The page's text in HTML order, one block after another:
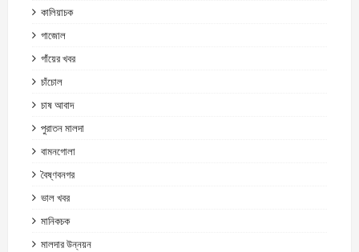
কালিয়াচক
গাজোল
গাঁয়ের খবর
চাঁচোল
চাষ আবাদ
পুরাতন মালদা
বামনগোলা
বৈষ্ণবনগর
ভাল খবর
মানিকচক
মালদার উন্নয়ন